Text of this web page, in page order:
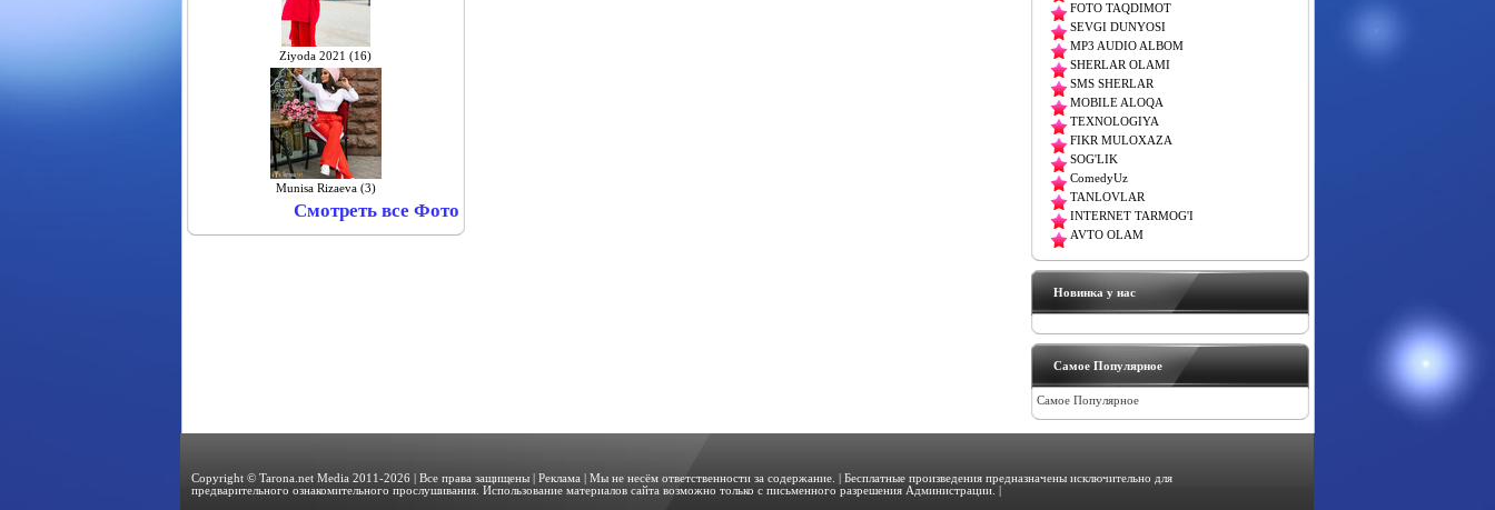
Ziyoda 2021 (16)
Munisa Rizaeva (3)
Смотреть все Фото
FOTO TAQDIMOT
SEVGI DUNYOSI
MP3 AUDIO ALBOM
SHERLAR OLAMI
SMS SHERLAR
MOBILE ALOQA
TEXNOLOGIYA
FIKR MULOXAZA
SOG'LIK
ComedyUz
TANLOVLAR
INTERNET TARMOG'I
AVTO OLAM
Новинка у нас
Самое Популярное
Самое Популярное
Copyright © Tarona.net Media 2011-2026 | Все права защищены |Реклама
| Мы не несём ответственности за содержание. | Бесплатные произведения предназначены исключительно для
предварительного ознакомительного прослушивания. Использование материалов сайта возможно только с письменного разрешения Администрации. |